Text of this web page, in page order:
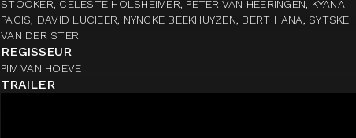
STOOKER, CELESTE HOLSHEIMER, PETER VAN HEERINGEN, KYANA
PACIS, DAVID LUCIEER, NYNCKE BEEKHUYZEN, BERT HANA, SYTSKE
VAN DER STER
REGISSEUR
PIM VAN HOEVE
TRAILER